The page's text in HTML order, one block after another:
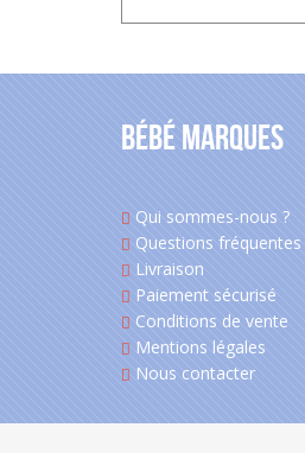
Bébé Marques
Qui sommes-nous ?
Questions fréquentes
Livraison
Paiement sécurisé
Conditions de vente
Mentions légales
Nous contacter